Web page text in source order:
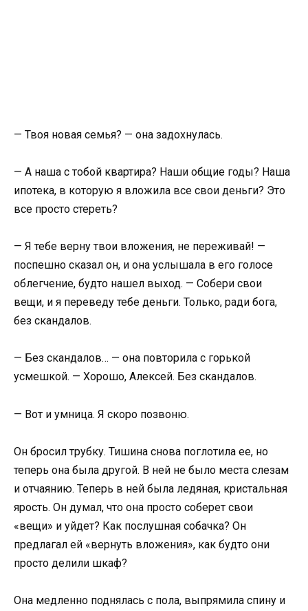
— Твоя новая семья? — она задохнулась.
— А наша с тобой квартира? Наши общие годы? Наша
ипотека, в которую я вложила все свои деньги? Это
все просто стереть?
— Я тебе верну твои вложения, не переживай! —
поспешно сказал он, и она услышала в его голосе
облегчение, будто нашел выход. — Собери свои
вещи, и я переведу тебе деньги. Только, ради бога,
без скандалов.
— Без скандалов… — она повторила с горькой
усмешкой. — Хорошо, Алексей. Без скандалов.
— Вот и умница. Я скоро позвоню.
Он бросил трубку. Тишина снова поглотила ее, но
теперь она была другой. В ней не было места слезам
и отчаянию. Теперь в ней была ледяная, кристальная
ярость. Он думал, что она просто соберет свои
«вещи» и уйдет? Как послушная собачка? Он
предлагал ей «вернуть вложения», как будто они
просто делили шкаф?
Она медленно поднялась с пола, выпрямила спину и